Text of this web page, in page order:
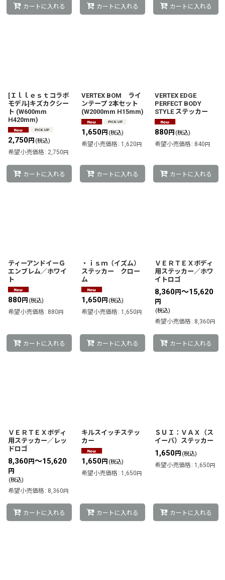
カートに入れる カートに入れる カートに入れる
[Ｉｌｌｅｓｔコラボ
モデル]キズカクシー
ト (W600mm
H420mm)
2,750円 (税込)
希望小売価格 : 2,750円
カートに入れる
VERTEX BOM ライ
ンテープ 2本セット
(W2000mm H15mm)
1,650円 (税込)
希望小売価格 : 1,620円
カートに入れる
VERTEX EDGE
PERFECT BODY
STYLE ステッカー
880円 (税込)
希望小売価格 : 840円
カートに入れる
ティーアンドイーＧ
エンブレム／ホワイ
ト
880円 (税込)
希望小売価格 : 880円
カートに入れる
・ｉｓｍ（イズム）
ステッカー クロー
ム
1,650円 (税込)
希望小売価格 : 1,650円
カートに入れる
ＶＥＲＴＥＸボディ
用ステッカー／ホワ
イトロゴ
8,360円～15,620
円
(税込)
希望小売価格 : 8,360円
カートに入れる
ＶＥＲＴＥＸボディ
用ステッカー／レッ
ドロゴ
8,360円～15,620
円
(税込)
希望小売価格 : 8,360円
カートに入れる
キルスイッチステッ
カー
1,650円 (税込)
希望小売価格 : 1,650円
カートに入れる
ＳＵＩ：ＶＡＸ（ス
イーバ）ステッカー
1,650円 (税込)
希望小売価格 : 1,650円
カートに入れる